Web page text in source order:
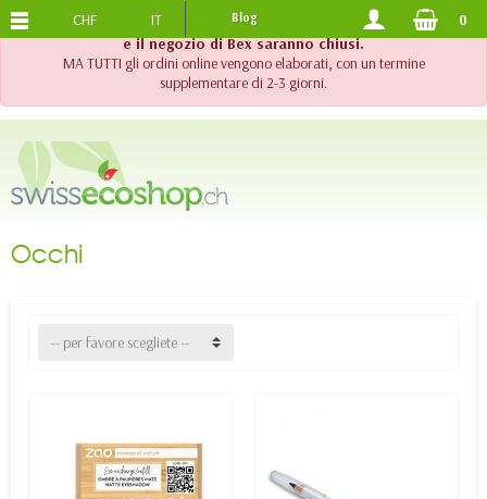
!! Importante !! Fino al 20 agosto 2026, l'assistenza telefonica
e il negozio di Bex saranno chiusi.
MA TUTTI gli ordini online vengono elaborati, con un termine
supplementare di 2-3 giorni.
SPEDIZIONE GRATUITADA 120.-
CHF IT Blog 0
Occhi
-- per favore scegliete --